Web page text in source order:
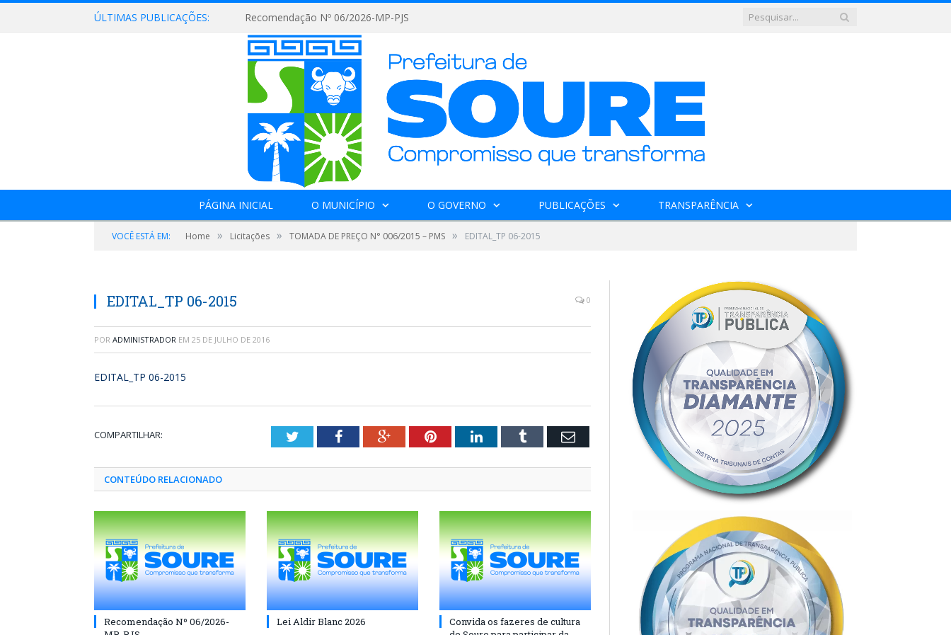
ÚLTIMAS PUBLICAÇÕES: Recomendação Nº 06/2026-MP-PJS
PÁGINA INICIAL O MUNICÍPIO O GOVERNO PUBLICAÇÕES TRANSPARÊNCIA
VOCÊ ESTÁ EM: Home » Licitações » TOMADA DE PREÇO N° 006/2015 – PMS » EDITAL_TP 06-2015
EDITAL_TP 06-2015 0
POR ADMINISTRADOR EM 25 DE JULHO DE 2016
EDITAL_TP 06-2015
COMPARTILHAR: TwitterFacebookGoogle+PinterestLinkedInTumblr Email
CONTEÚDO RELACIONADO
Recomendação Nº 06/2026-
Lei Aldir Blanc 2026
Convida os fazeres de cultura